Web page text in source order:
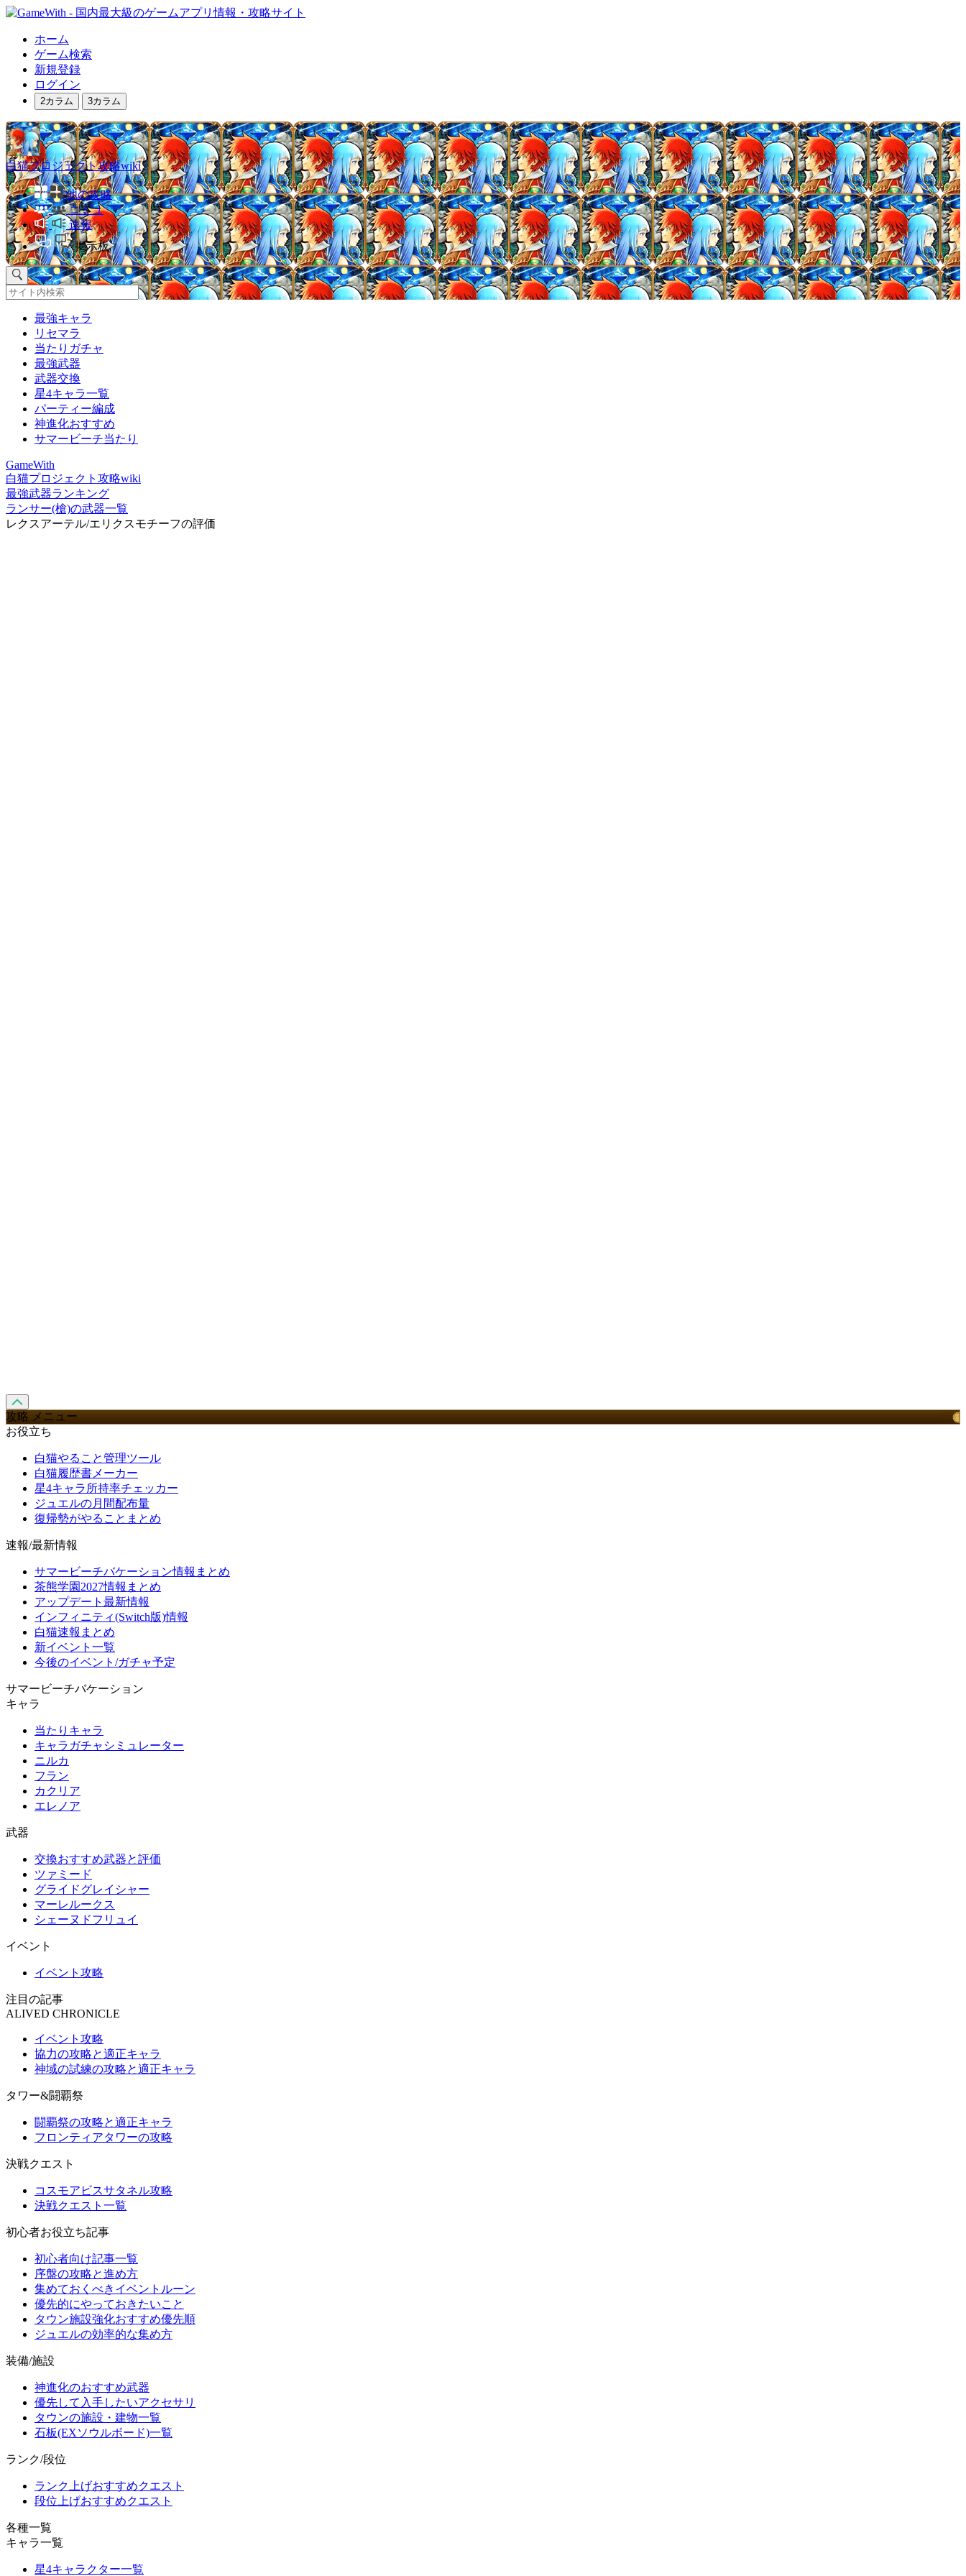
ホーム
ゲーム検索
新規登録
ログイン
2カラム 3カラム
白猫プロジェクト攻略wiki
他の攻略
コミュ
速報
掲示板
最強キャラ
リセマラ
当たりガチャ
最強武器
武器交換
星4キャラ一覧
パーティー編成
神進化おすすめ
サマービーチ当たり
GameWith
白猫プロジェクト攻略wiki
最強武器ランキング
ランサー(槍)の武器一覧
レクスアーテル/エリクスモチーフの評価
攻略 メニュー
お役立ち
白猫やること管理ツール
白猫履歴書メーカー
星4キャラ所持率チェッカー
ジュエルの月間配布量
復帰勢がやることまとめ
速報/最新情報
サマービーチバケーション情報まとめ
茶熊学園2027情報まとめ
アップデート最新情報
インフィニティ(Switch版)情報
白猫速報まとめ
新イベント一覧
今後のイベント/ガチャ予定
サマービーチバケーション
キャラ
当たりキャラ
キャラガチャシミュレーター
ニルカ
フラン
カクリア
エレノア
武器
交換おすすめ武器と評価
ツァミード
グライドグレイシャー
マーレルークス
シェーヌドフリュイ
イベント
イベント攻略
注目の記事
ALIVED CHRONICLE
イベント攻略
協力の攻略と適正キャラ
神域の試練の攻略と適正キャラ
タワー&闘覇祭
闘覇祭の攻略と適正キャラ
フロンティアタワーの攻略
決戦クエスト
コスモアビスサタネル攻略
決戦クエスト一覧
初心者お役立ち記事
初心者向け記事一覧
序盤の攻略と進め方
集めておくべきイベントルーン
優先的にやっておきたいこと
タウン施設強化おすすめ優先順
ジュエルの効率的な集め方
装備/施設
神進化のおすすめ武器
優先して入手したいアクセサリ
タウンの施設・建物一覧
石板(EXソウルボード)一覧
ランク/段位
ランク上げおすすめクエスト
段位上げおすすめクエスト
各種一覧
キャラ一覧
星4キャラクター一覧